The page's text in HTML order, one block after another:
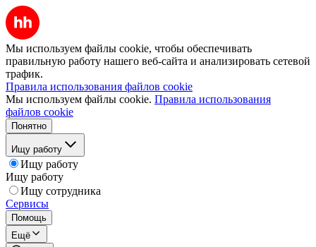
Мы используем файлы cookie, чтобы обеспечивать
правильную работу нашего веб-сайта и анализировать сетевой
трафик.
Правила использования файлов cookie
Мы используем файлы cookie. Правила использования
файлов cookie
Понятно
Ищу работу
Ищу работу
Ищу работу
Ищу сотрудника
Сервисы
Помощь
Ещё